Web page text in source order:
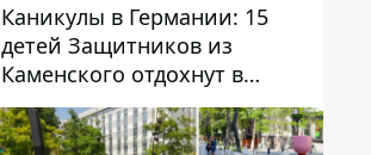
Каникулы в Германии: 15
детей Защитников из
Каменского отдохнут в
Вуппертале